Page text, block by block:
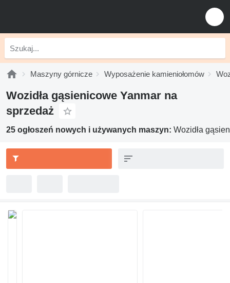
Maszyny górnicze Wyposażenie kamieniołomów
Wozidła gąsienicowe Yanmar na
sprzedaż
25 ogłoszeń nowych i używanych maszyn: Wozidła